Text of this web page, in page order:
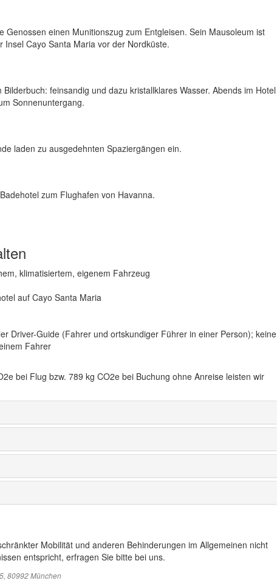
einen Munitionszug zum Entgleisen. Sein Mausoleum ist
Cayo Santa Maria vor der Nordküste.
feinsandig und dazu kristallklares Wasser. Abends im Hotel
Sonnenuntergang.
laden zu ausgedehnten Spaziergängen ein.
zum Flughafen von Havanna.
klimatisiertem, eigenem Fahrzeug
auf Cayo Santa Maria
Driver-Guide (Fahrer und ortskundiger Führer in einer Person); keine
Fahrer
bei Flug bzw. 789 kg CO2e bei Buchung ohne Anreise leisten wir
Mobilität und anderen Behinderungen im Allgemeinen nicht
entspricht, erfragen Sie bitte bei uns.
80992 München